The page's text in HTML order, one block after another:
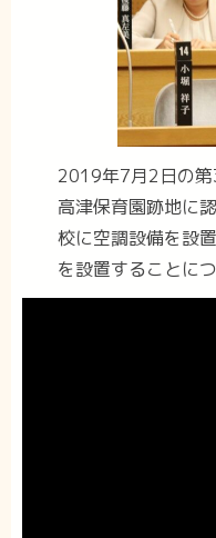
2019年7月2日の
高津保育園跡地に
校に空調設備を設
を設置することに